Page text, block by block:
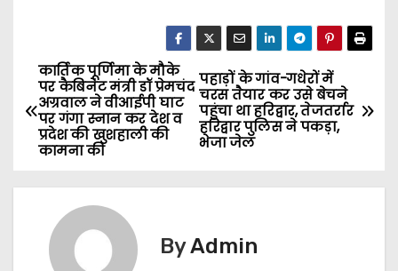
P
o
s
t
पहाड़ों के गांव-गधेरों में
चरस तैयार कर उसे बेचने
पहुंचा था हरिद्वार, तेजतर्रार
हरिद्वार पुलिस ने पकड़ा,
भेजा जेल
कार्तिक पूर्णिमा के मौके
पर कैबिनेट मंत्री डॉ प्रेमचंद
अग्रवाल ने वीआईपी घाट
पर गंगा स्नान कर देश व
प्रदेश की खुशहाली की
कामना की
ByAdmin